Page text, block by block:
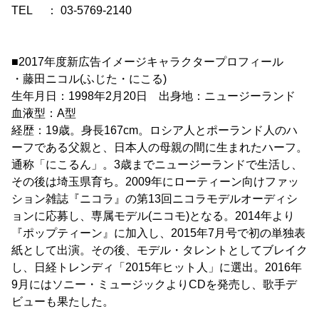
TEL ： 03-5769-2140
■2017年度新広告イメージキャラクタープロフィール
・藤田ニコル(ふじた・にこる)
生年月日：1998年2月20日 出身地：ニュージーランド
血液型：A型
経歴：19歳。身長167cm。ロシア人とポーランド人のハ
ーフである父親と、日本人の母親の間に生まれたハーフ。
通称「にこるん」。3歳までニュージーランドで生活し、
その後は埼玉県育ち。2009年にローティーン向けファッ
ション雑誌『ニコラ』の第13回ニコラモデルオーディシ
ョンに応募し、専属モデル(ニコモ)となる。2014年より
『ポップティーン』に加入し、2015年7月号で初の単独表
紙として出演。その後、モデル・タレントとしてブレイク
し、日経トレンディ「2015年ヒット人」に選出。2016年
9月にはソニー・ミュージックよりCDを発売し、歌手デ
ビューも果たした。